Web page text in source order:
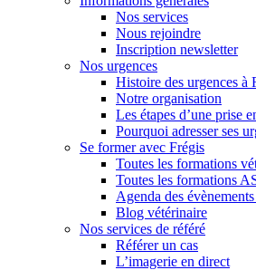
Nos services
Nous rejoindre
Inscription newsletter
Nos urgences
Histoire des urgences à
Notre organisation
Les étapes d’une prise
Pourquoi adresser ses
Se former avec Frégis
Toutes les formations
Toutes les formations
Agenda des
Blog vétérinaire
Nos services de référé
Référer un cas
L’imagerie en direct